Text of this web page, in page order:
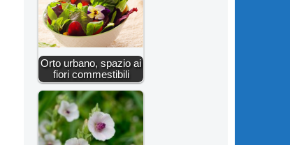
Orto urbano, spazio ai
fiori commestibili